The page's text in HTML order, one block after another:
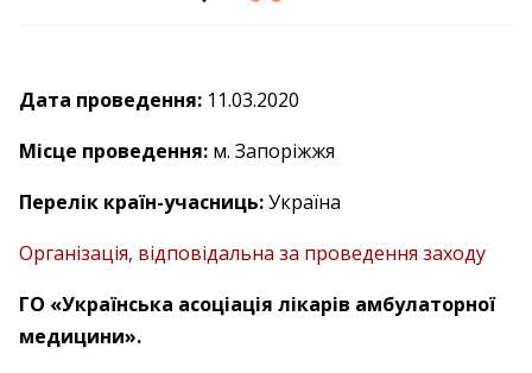
Дата проведення: 11.03.2020
Місце проведення: м. Запоріжжя
Перелік країн-учасниць:Україна
Організація, відповідальна за проведення заходу
ГО «Українська асоціація лікарів амбулаторної
медицини».